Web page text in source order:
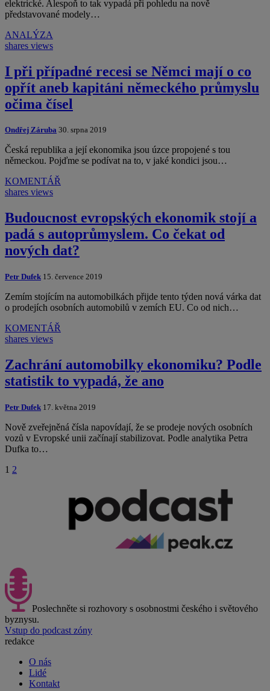
elektrické. Alespoň to tak vypadá při pohledu na nově
představované modely…
ANALÝZA
shares views
I při případné recesi se Němci mají o co
opřít aneb kapitáni německého průmyslu
očima čísel
Ondřej Záruba 30. srpna 2019
Česká republika a její ekonomika jsou úzce propojené s tou
německou. Pojďme se podívat na to, v jaké kondici jsou…
KOMENTÁŘ
shares views
Budoucnost evropských ekonomik stojí a
padá s autoprůmyslem. Co čekat od
nových dat?
Petr Dufek 15. července 2019
Zemím stojícím na automobilkách přijde tento týden nová várka dat
o prodejích osobních automobilů v zemích EU. Co od nich…
KOMENTÁŘ
shares views
Zachrání automobilky ekonomiku? Podle
statistik to vypadá, že ano
Petr Dufek 17. května 2019
Nově zveřejněná čísla napovídají, že se prodeje nových osobních
vozů v Evropské unii začínají stabilizovat. Podle analytika Petra
Dufka to…
1 2
Poslechněte si rozhovory s osobnostmi českého i světového
byznysu.
Vstup do podcast zóny
redakce
O nás
Lidé
Kontakt